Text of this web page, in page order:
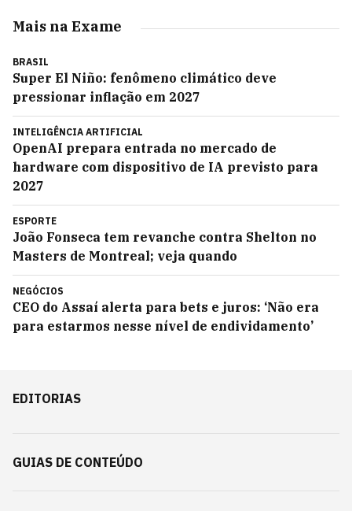
Mais na Exame
BRASIL
Super El Niño: fenômeno climático deve
pressionar inflação em 2027
INTELIGÊNCIA ARTIFICIAL
OpenAI prepara entrada no mercado de
hardware com dispositivo de IA previsto para
2027
ESPORTE
João Fonseca tem revanche contra Shelton no
Masters de Montreal; veja quando
NEGÓCIOS
CEO do Assaí alerta para bets e juros: ‘Não era
para estarmos nesse nível de endividamento’
EDITORIAS
GUIAS DE CONTEÚDO